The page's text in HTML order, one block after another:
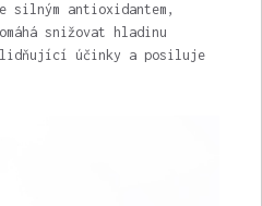
silným antioxidantem,
snižovat hladinu
účinky a posiluje